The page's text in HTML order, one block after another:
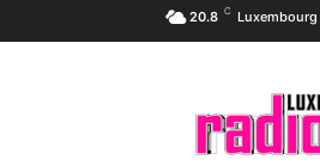
20.8 C